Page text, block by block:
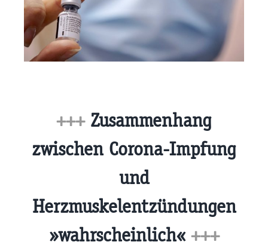
+++Zusammenhang
zwischen Corona-Impfung
und
Herzmuskelentzündungen
»wahrscheinlich« +++